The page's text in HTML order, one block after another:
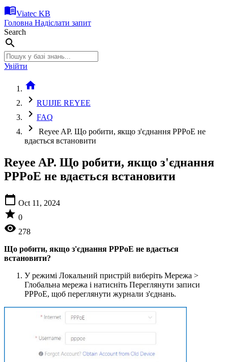
menu_bookViatec KB
Головна Надіслати запит
Search
search
Увійти
home
chevron_right RUIJIE REYEE
chevron_right FAQ
chevron_right
Reyee AP. Що робити, якщо з'єднання PPPoE не
вдається встановити
Reyee AP. Що робити, якщо з'єднання
PPPoE не вдається встановити
calendar_today Oct 11, 2024
star 0
visibility 278
Що робити, якщо з'єднання PPPoE не вдається
встановити?
У режимі Локальний пристрій виберіть Мережа >
Глобальна мережа і натисніть Переглянути записи
PPPoE, щоб переглянути журнали з'єднань.